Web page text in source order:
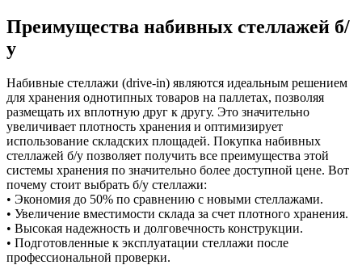
Преимущества набивных стеллажей б/
у
Набивные стеллажи (drive-in) являются идеальным решением
для хранения однотипных товаров на паллетах, позволяя
размещать их вплотную друг к другу. Это значительно
увеличивает плотность хранения и оптимизирует
использование складских площадей. Покупка набивных
стеллажей б/у позволяет получить все преимущества этой
системы хранения по значительно более доступной цене. Вот
почему стоит выбрать б/у стеллажи:
• Экономия до 50% по сравнению с новыми стеллажами.
• Увеличение вместимости склада за счет плотного хранения.
• Высокая надежность и долговечность конструкции.
• Подготовленные к эксплуатации стеллажи после
профессиональной проверки.